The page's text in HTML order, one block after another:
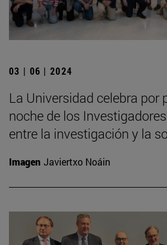
03 | 06 | 2024
La Universidad celebra por
noche de los
entre la investigación y la
Imagen Javiertxo Noáin